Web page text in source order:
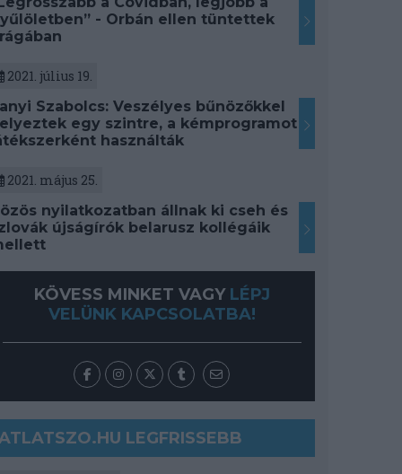
- Orbán ellen tüntettek
2021. július 19.
Szabolcs: Veszélyes bűnözőkkel
egy szintre, a kémprogramot
használták
2021. május 25.
nyilatkozatban állnak ki cseh és
újságírók belarusz kollégáik
KÖVESS MINKET VAGY LÉPJ
VELÜNK KAPCSOLATBA!
LEGFRISSEBB